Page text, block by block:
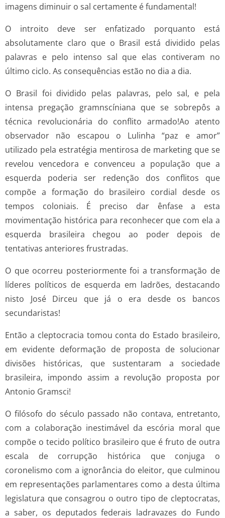
imagens diminuir o sal certamente é fundamental!
O introito deve ser enfatizado porquanto está
absolutamente claro que o Brasil está dividido pelas
palavras e pelo intenso sal que elas contiveram no
último ciclo. As consequências estão no dia a dia.
O Brasil foi dividido pelas palavras, pelo sal, e pela
intensa pregação gramnscíniana que se sobrepôs a
técnica revolucionária do conflito armado!Ao atento
observador não escapou o Lulinha “paz e amor”
utilizado pela estratégia mentirosa de marketing que se
revelou vencedora e convenceu a população que a
esquerda poderia ser redenção dos conflitos que
compõe a formação do brasileiro cordial desde os
tempos coloniais. É preciso dar ênfase a esta
movimentação histórica para reconhecer que com ela a
esquerda brasileira chegou ao poder depois de
tentativas anteriores frustradas.
O que ocorreu posteriormente foi a transformação de
líderes políticos de esquerda em ladrões, destacando
nisto José Dirceu que já o era desde os bancos
secundaristas!
Então a cleptocracia tomou conta do Estado brasileiro,
em evidente deformação de proposta de solucionar
divisões históricas, que sustentaram a sociedade
brasileira, impondo assim a revolução proposta por
Antonio Gramsci!
O filósofo do século passado não contava, entretanto,
com a colaboração inestimável da escória moral que
compõe o tecido político brasileiro que é fruto de outra
escala de corrupção histórica que conjuga o
coronelismo com a ignorância do eleitor, que culminou
em representações parlamentares como a desta última
legislatura que consagrou o outro tipo de cleptocratas,
a saber, os deputados federais ladravazes do Fundo